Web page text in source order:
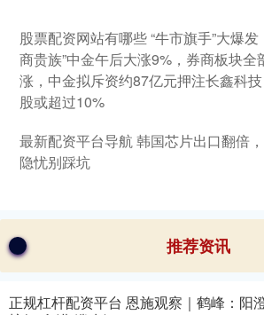
股票配资网站有哪些 “牛市旗手”大爆发
商贵族”中金午后大涨9%，券商板块全
涨，中金拟斥资约87亿元押注长鑫科
股或超过10%
最新配资平台导航 韩国芯片出口翻倍
隐忧别踩坑
推荐资讯
正规杠杆配资平台 恩施观察｜鹤峰：阳